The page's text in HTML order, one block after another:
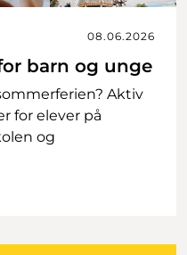
08.06.2026
barn og unge
Aktiv
for elever på
og